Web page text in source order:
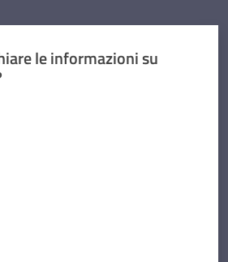
le informazioni su